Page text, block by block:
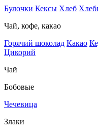
Булочки Кексы Хлеб
Чай, кофе, какао
Горячий шоколад Какао
Цикорий
Чай
Бобовые
Чечевица
Злаки